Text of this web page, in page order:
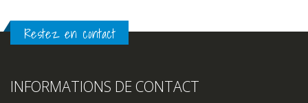
Restez en contact
INFORMATIONS DE CONTACT